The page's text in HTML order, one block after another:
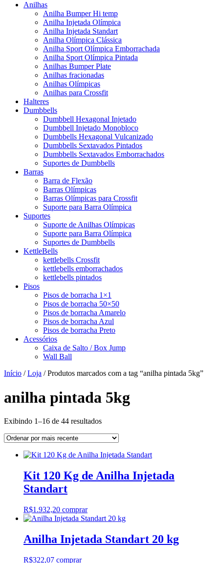
Anilhas
Anilha Bumper Hi temp
Anilha Injetada Olímpica
Anilha Injetada Standart
Anilha Olímpica Clássica
Anilha Sport Olímpica Emborrachada
Anilha Sport Olímpica Pintada
Anilhas Bumper Plate
Anilhas fracionadas
Anilhas Olímpicas
Anilhas para Crossfit
Halteres
Dumbbells
Dumbbell Hexagonal Injetado
Dumbbell Injetado Monobloco
Dumbbells Hexagonal Vulcanizado
Dumbbells Sextavados Pintados
Dumbbells Sextavados Emborrachados
Suportes de Dumbbells
Barras
Barra de Flexão
Barras Olímpicas
Barras Olímpicas para Crossfit
Suporte para Barra Olímpica
Suportes
Suporte de Anilhas Olímpicas
Suporte para Barra Olímpica
Suportes de Dumbbells
KettleBells
kettlebells Crossfit
kettlebells emborrachados
kettlebells pintados
Pisos
Pisos de borracha 1×1
Pisos de borracha 50×50
Pisos de borracha Amarelo
Pisos de borracha Azul
Pisos de borracha Preto
Acessórios
Caixa de Salto / Box Jump
Wall Ball
Início /Loja / Produtos marcados com a tag “anilha pintada 5kg”
anilha pintada 5kg
Exibindo 1–16 de 44 resultadosClassificado
mais
Kit 120 Kg de Anilha Injetada
Standart
R$1.932,20 comprar
Anilha Injetada Standart 20 kg
R$322,07 comprar